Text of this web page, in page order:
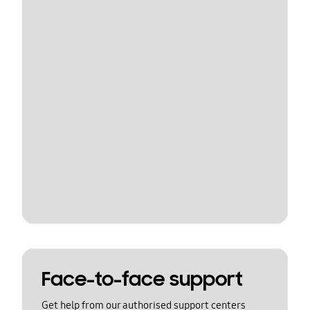
Face-to-face support
Get help from our authorised support centers